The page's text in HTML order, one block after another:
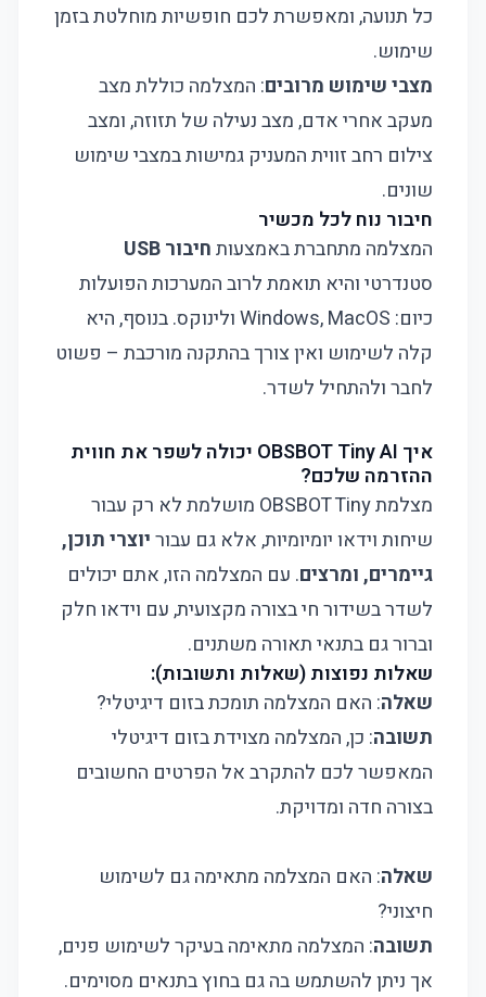
כל תנועה, ומאפשרת לכם חופשיות מוחלטת בזמן
שימוש.
מצבי שימוש מרובים: המצלמה כוללת מצב
מעקב אחרי אדם, מצב נעילה של תזוזה, ומצב
צילום רחב זווית המעניק גמישות במצבי שימוש
שונים.
חיבור נוח לכל מכשיר
המצלמה מתחברת באמצעותחיבור USB
סטנדרטי והיא תואמת לרוב המערכות הפועלות
כיום: Windows, MacOS ולינוקס. בנוסף, היא
קלה לשימוש ואין צורך בהתקנה מורכבת – פשוט
לחבר ולהתחיל לשדר.
איך OBSBOT Tiny AI יכולה לשפר את חווית
ההזרמה שלכם?
מצלמת OBSBOT Tiny מושלמת לא רק עבור
שיחות וידאו יומיומיות, אלא גם עבוריוצרי תוכן,
גיימרים, ומרצים. עם המצלמה הזו, אתם יכולים
לשדר בשידור חי בצורה מקצועית, עם וידאו חלק
וברור גם בתנאי תאורה משתנים.
שאלות נפוצות (שאלות ותשובות):
שאלה: האם המצלמה תומכת בזום דיגיטלי?
תשובה: כן, המצלמה מצוידת בזום דיגיטלי
המאפשר לכם להתקרב אל הפרטים החשובים
בצורה חדה ומדויקת.
שאלה: האם המצלמה מתאימה גם לשימוש
חיצוני?
תשובה: המצלמה מתאימה בעיקר לשימוש פנים,
אך ניתן להשתמש בה גם בחוץ בתנאים מסוימים.